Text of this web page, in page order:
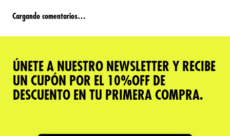
Cargando comentarios…
ÚNETE A NUESTRO NEWSLETTER Y RECIBE
UN CUPÓN POR EL 10%OFF DE
DESCUENTO EN TU PRIMERA COMPRA.